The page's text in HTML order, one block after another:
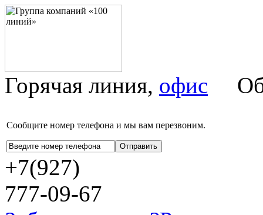
Горячая линия, офис
Сообщите номер телефона и мы вам перезвоним.
+7(927)
777-09-67